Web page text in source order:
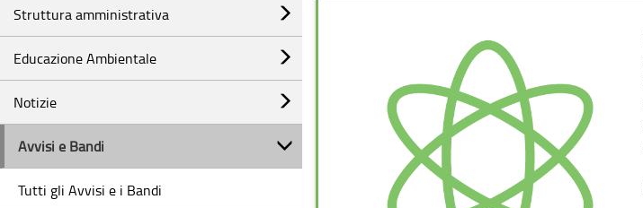
Struttura amministrativa
Educazione Ambientale
Notizie
Avvisi e Bandi
Tutti gli Avvisi e i Bandi